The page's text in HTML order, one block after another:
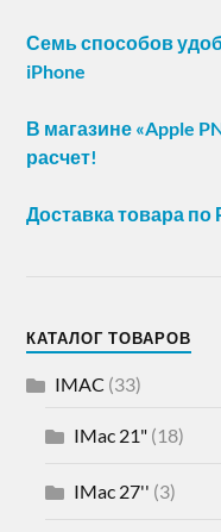
Семь способов
iPhone
В магазине «Apple
расчет!
Доставка товара по
КАТАЛОГ ТОВАРОВ
IMAC (33)
IMac 21" (18)
IMac 27'' (3)